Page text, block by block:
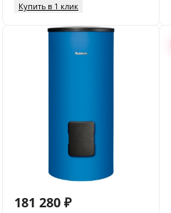
Купить в 1 клик
181 280 ₽